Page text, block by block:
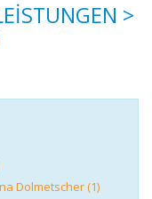
>
Dolmetscher (1)